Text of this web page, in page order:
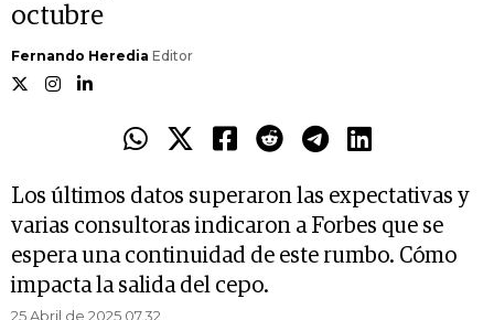
octubre
Fernando Heredia Editor
Los últimos datos superaron las expectativas y
varias consultoras indicaron a Forbes que se
espera una continuidad de este rumbo. Cómo
impacta la salida del cepo.
25 Abril de 2025 07.32